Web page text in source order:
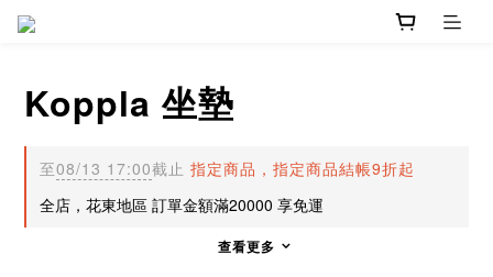
Koppla 坐墊
至08/13 17:00截止 指定商品，指定商品結帳9折起
全店，花東地區 訂單金額滿20000 享免運
查看更多